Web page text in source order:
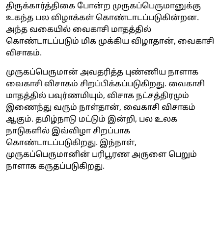
திருக்கார்த்திகை போன்ற முருகப்பெருமானுக்கு
உகந்த பல விழாக்கள் கொண்டாடப்படுகின்றன.
அந்த வகையில் வைகாசி மாதத்தில்
கொண்டாடப்படும் மிக முக்கிய விழாதான், வைகாசி
விசாகம்.
முருகப்பெருமான் அவதரித்த புண்ணிய நாளாக
வைகாசி விசாகம் சிறப்பிக்கப்படுகிறது. வைகாசி
மாதத்தில் பவுர்ணமியும், விசாக நட்சத்திரமும்
இணைந்து வரும் நாள்தான், வைகாசி விசாகம்
ஆகும். தமிழ்நாடு மட்டும் இன்றி, பல உலக
நாடுகளில் இவ்விழா சிறப்பாக
கொண்டாடப்படுகிறது. இந்நாள்,
முருகப்பெருமானின் பரிபூரண அருளை பெறும்
நாளாக கருதப்படுகிறது.